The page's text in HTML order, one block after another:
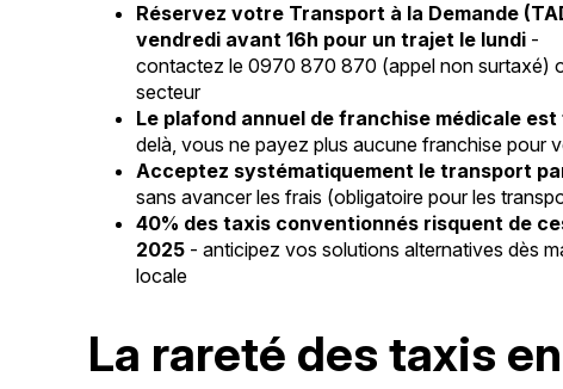
Réservez votre Transport à la Demande
vendredi avant 16h pour un trajet le lundi -
contactez le 0970 870 870 (appel non surtaxé)
secteur
Le plafond annuel de franchise médicale
delà, vous ne payez plus aucune franchise pour
Acceptez systématiquement le transport
sans avancer les frais (obligatoire pour les
40% des taxis conventionnés risquent de
2025 - anticipez vos solutions alternatives dès
locale
La rareté des taxis